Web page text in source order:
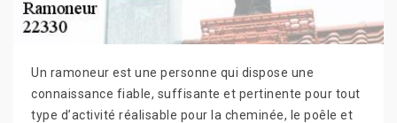
Un ramoneur est une personne qui dispose une
connaissance fiable, suffisante et pertinente pour tout
type d’activité réalisable pour la cheminée, le poêle et